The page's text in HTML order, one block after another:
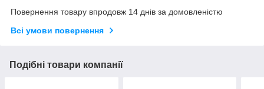
Повернення товару впродовж 14 днів за домовленістю
Всі умови повернення
Подібні товари компанії